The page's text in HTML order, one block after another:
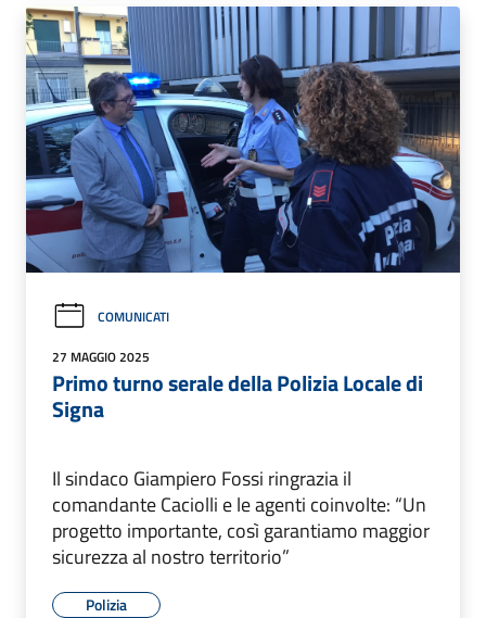
COMUNICATI
27 MAGGIO 2025
Primo turno serale della Polizia Locale di
Signa
Il sindaco Giampiero Fossi ringrazia il
comandante Caciolli e le agenti coinvolte: “Un
progetto importante, così garantiamo maggior
sicurezza al nostro territorio”
Polizia